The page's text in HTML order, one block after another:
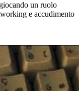
un ruolo
e accudimento